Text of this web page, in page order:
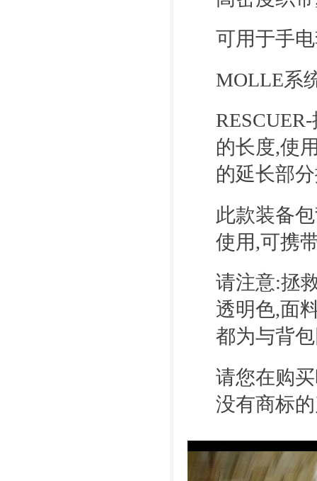
可用于手
MOLLE系
的长度,使
的延长部
此款装备
使用,可携
请注意:拯
透明色,面
都为与背
请您在购
没有商标